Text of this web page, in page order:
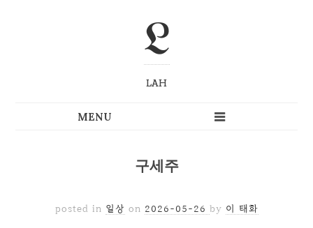
L
LAH
구세주
posted in 일상 on 2026-05-26 by 이 태화